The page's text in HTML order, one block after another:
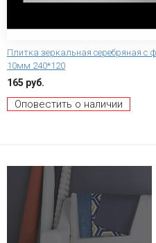
Плитка зеркальная серебряная с
10мм 240*120
165 руб.
Оповестить о наличии